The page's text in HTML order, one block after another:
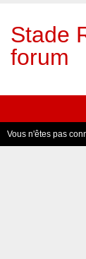
Stade
forum
Vous n'êtes pas